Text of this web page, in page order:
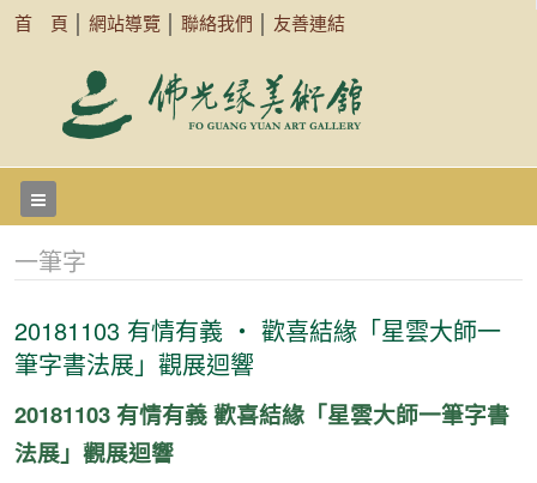
首 頁 網站導覽 聯絡我們 友善連結
一筆字
20181103 有情有義 ‧ 歡喜結緣「星雲大師一
筆字書法展」觀展迴響
20181103 有情有義 歡喜結緣「星雲大師一筆字書
法展」觀展迴響